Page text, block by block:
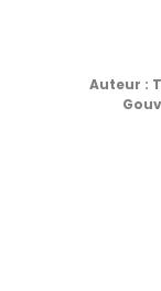
Auteur :